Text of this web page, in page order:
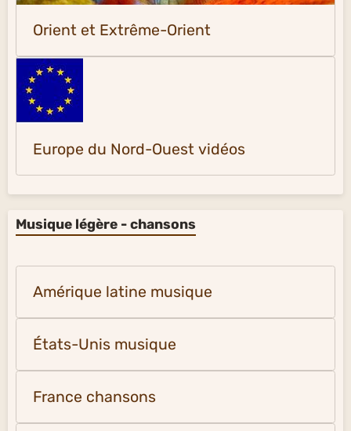
Orient et Extrême-Orient
Europe du Nord-Ouest vidéos
Musique légère - chansons
Amérique latine musique
États-Unis musique
France chansons